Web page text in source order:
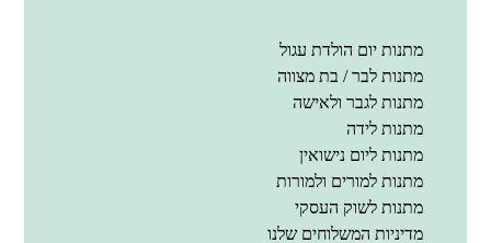
מתנות יום הולדת עגול
מתנות לבר / בת מצווה
מתנות לגבר ולאישה
מתנות לידה
מתנות ליום נישואין
מתנות למורים ולמורות
מתנות לשוק העסקי
מדיניות המשלוחים שלנו